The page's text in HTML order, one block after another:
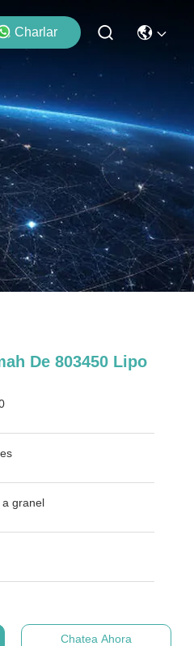
Charlar
De 803450 Lipo
granel
Chatea Ahora